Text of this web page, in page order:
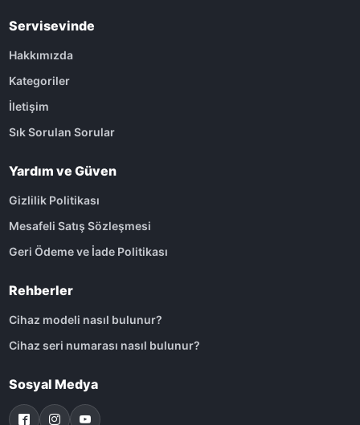
Servisevinde
Hakkımızda
Kategoriler
İletişim
Sık Sorulan Sorular
Yardım ve Güven
Gizlilik Politikası
Mesafeli Satış Sözleşmesi
Geri Ödeme ve İade Politikası
Rehberler
Cihaz modeli nasıl bulunur?
Cihaz seri numarası nasıl bulunur?
Sosyal Medya